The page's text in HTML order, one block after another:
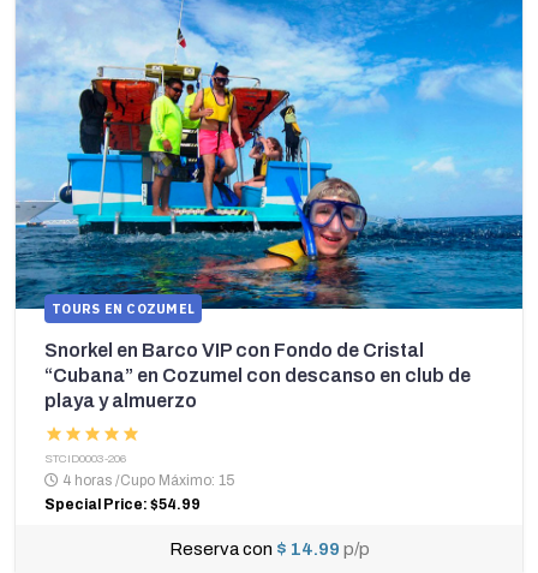
TOURS EN COZUMEL
Snorkel en Barco VIP con Fondo de Cristal
“Cubana” en Cozumel con descanso en club de
playa y almuerzo
STCID0003-206
4 horas /Cupo Máximo: 15
Special Price: $54.99
Reserva con $ 14.99 p/p